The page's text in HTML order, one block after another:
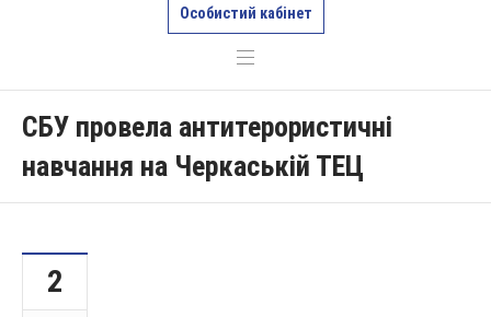
Особистий кабінет
СБУ провела антитерористичні
навчання на Черкаській ТЕЦ
2